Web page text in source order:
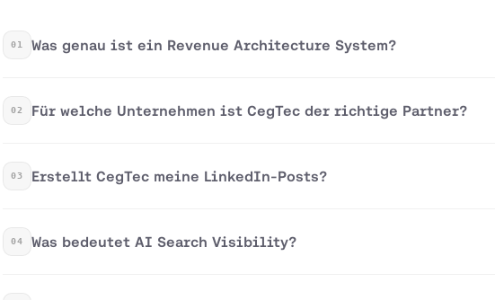
01 Was genau ist ein Revenue Architecture System?
02 Für welche Unternehmen ist CegTec der richtige Partner?
03 Erstellt CegTec meine LinkedIn-Posts?
04 Was bedeutet AI Search Visibility?